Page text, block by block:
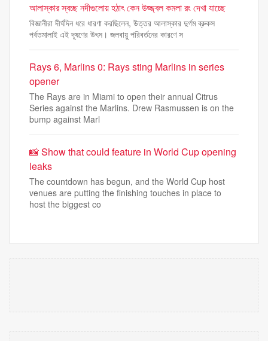
আলাস্কার স্বচ্ছ নদীগুলোয় হঠাৎ কেন উজ্জ্বল কমলা রং দেখা যাচ্ছে
বিজ্ঞানীরা দীর্ঘদিন ধরে ধারণা করছিলেন, উত্তর আলাস্কার দুর্গম ব্রুকস
পর্বতমালাই এই দূষণের উৎস। জলবায়ু পরিবর্তনের কারণে স
Rays 6, Marlins 0: Rays sting Marlins in series
opener
The Rays are in Miami to open their annual Citrus
Series against the Marlins. Drew Rasmussen is on the
bump against Marl
📸 Show that could feature in World Cup opening
leaks
The countdown has begun, and the World Cup host
venues are putting the finishing touches in place to
host the biggest co